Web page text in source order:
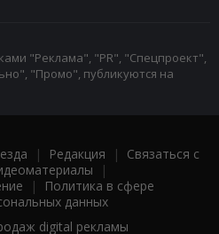
"Реклама", "PR", "Спецпроект",
"Промо", публикуются на
| Редакция | Связаться с
|
|
Политика в сфере
данных
digital рекламы